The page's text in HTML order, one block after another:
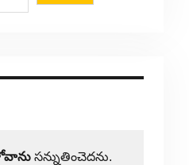
సన్నుతించెదను.